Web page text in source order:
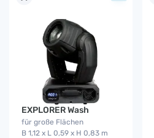
EXPLORER Wash
für große Flächen
B 1,12 x L 0,59 x H 0,83 m